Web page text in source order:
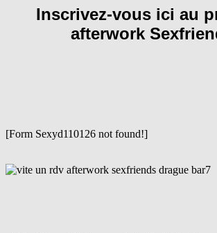
Inscrivez-vous ici au
afterwork
[Form Sexyd110126 not found!]